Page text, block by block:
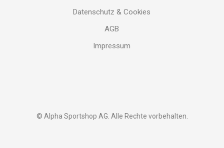
Datenschutz & Cookies
AGB
Impressum
© Alpha Sportshop AG. Alle Rechte vorbehalten.